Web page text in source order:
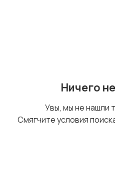
Ничего
Увы, мы не нашли
Смягчите условия